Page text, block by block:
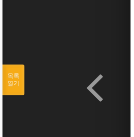
목록
열기